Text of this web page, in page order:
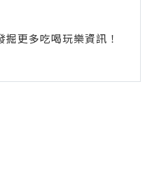
更多吃喝玩樂資訊！